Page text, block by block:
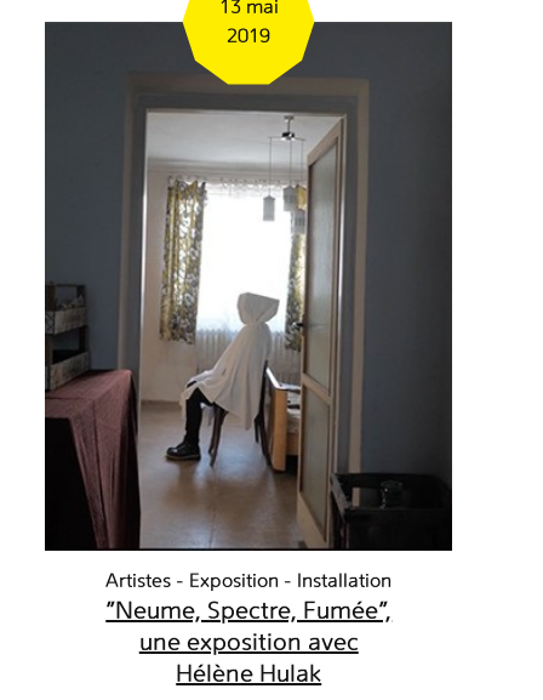
13 mai
2019
Artistes Exposition Installation
"Neume, Spectre, Fumée",
une exposition avec
Hélène Hulak